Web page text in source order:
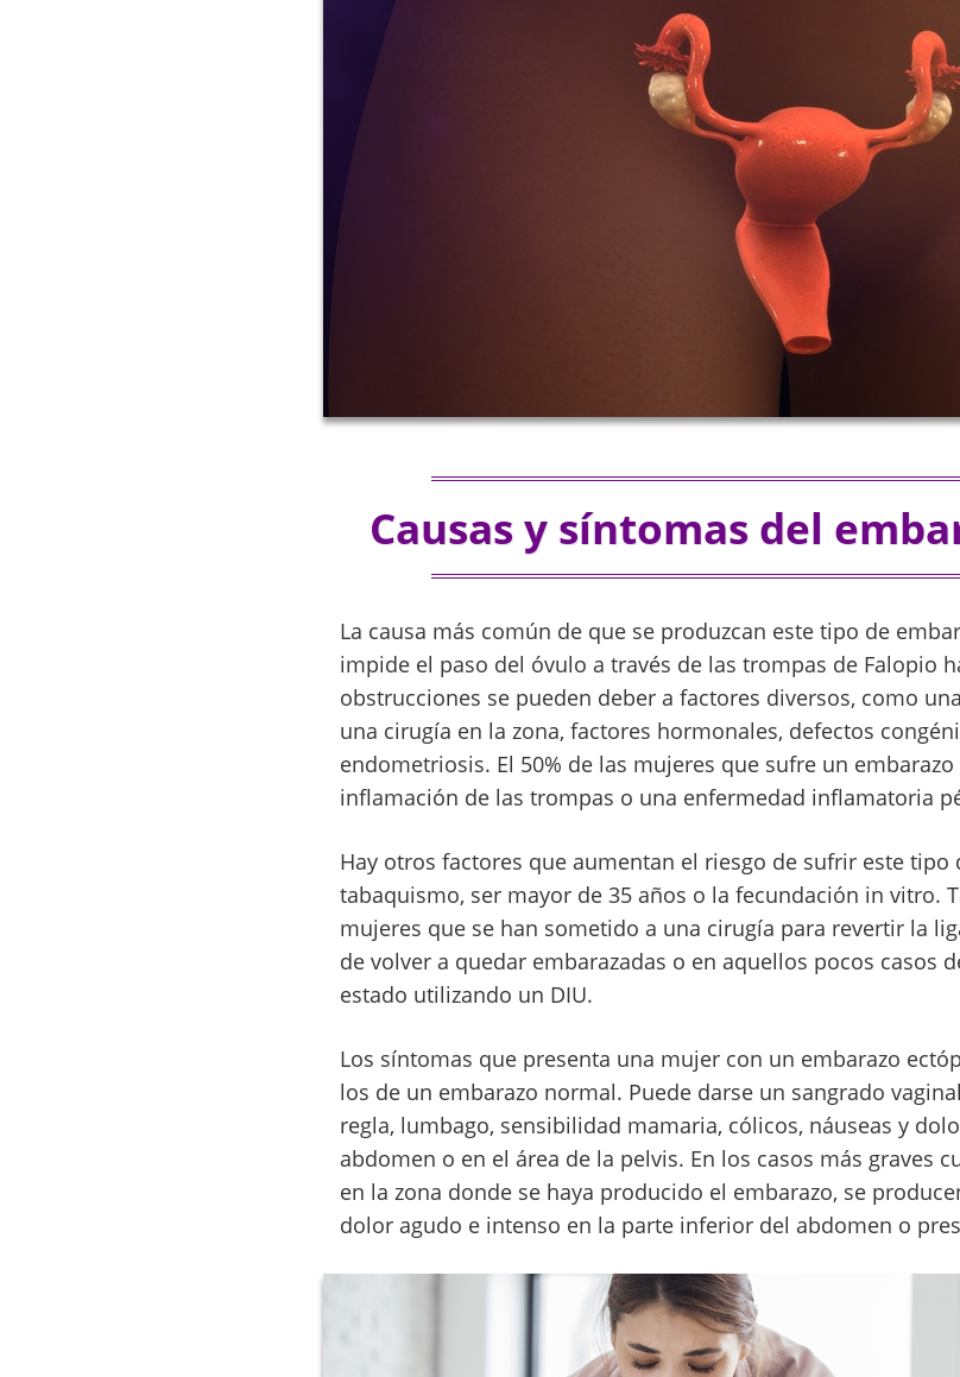
Causas y síntomas del
La causa más común de que se produzcan este tipo de
impide el paso del óvulo a través de las trompas de Falopio
obstrucciones se pueden deber a factores diversos, como
una cirugía en la zona, factores hormonales, defectos
endometriosis. El 50% de las mujeres que sufre un
inflamación de las trompas o una enfermedad inflamatoria
Hay otros factores que aumentan el riesgo de sufrir este tipo
tabaquismo, ser mayor de 35 años o la fecundación in vitro.
mujeres que se han sometido a una cirugía para revertir la
de volver a quedar embarazadas o en aquellos pocos casos
estado utilizando un DIU.
Los síntomas que presenta una mujer con un embarazo
los de un embarazo normal. Puede darse un sangrado
regla, lumbago, sensibilidad mamaria, cólicos, náuseas y
abdomen o en el área de la pelvis. En los casos más graves
en la zona donde se haya producido el embarazo, se
dolor agudo e intenso en la parte inferior del abdomen o